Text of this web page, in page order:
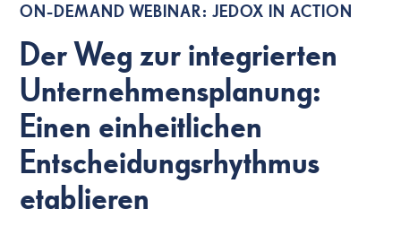
Lösungen
Plattform
Services
Ressourcen
ON-DEMAND WEBINAR: JEDOX IN ACTION
Der Weg zur integrierten
Unternehmensplanung:
Einen einheitlichen
Entscheidungsrhythmus
etablieren